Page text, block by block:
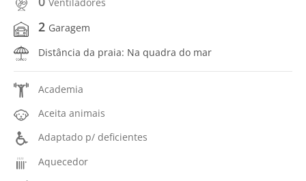
2 Garagem
Distância da praia: Na quadra do mar
Academia
Aceita animais
Adaptado p/ deficientes
Aquecedor